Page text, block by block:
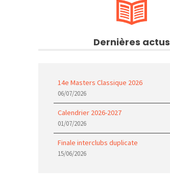
Dernières actus
14e Masters Classique 2026
06/07/2026
Calendrier 2026-2027
01/07/2026
Finale interclubs duplicate
15/06/2026